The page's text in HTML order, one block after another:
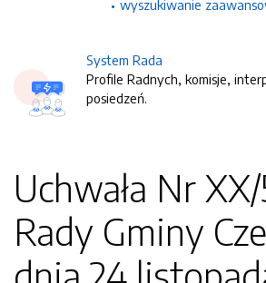
wyszukiwanie
System Rada
Profile Radnych, komisje,
posiedzeń.
Uchwała Nr
Rady Gminy